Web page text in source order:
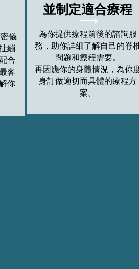
儀
繃
合
客
你
並制定適合療程
為你提供療程前後的諮詢服
務，助你詳細了解自己的脊
問題和療程需要。
再因應你的身體情況，為你
身訂做適切而具體的療程方
案。